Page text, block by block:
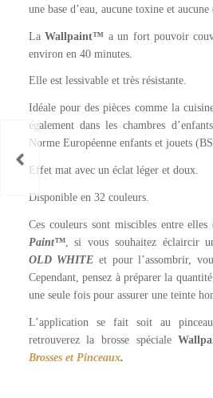
une base d’eau, aucune toxine et aucune
LaWallpaint™ a un fort pouvoir
environ en 40 minutes.
Elle est lessivable et très résistante.
Idéale pour des pièces comme la
également dans les chambres
Norme Européenne enfants et jouets
Effet mat avec un éclat léger et doux.
Disponible en 32 couleurs.
Ces couleurs sont miscibles entre
Paint™, si vous souhaitez éclaircir
OLD WHITE et pour l’assombrir,
Cependant, pensez à préparer la
une seule fois pour assurer une teinte
L’application se fait soit au
retrouverez la brosse spéciale
Brosses et Pinceaux.